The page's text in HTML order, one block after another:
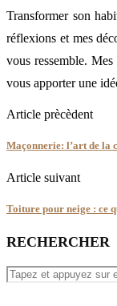
Transformer son
réflexions et mes
vous ressemble.
vous apporter une
Article prècèdent
Maçonnerie: l’art de la
Article suivant
Toiture pour neige : ce
RECHERCHER